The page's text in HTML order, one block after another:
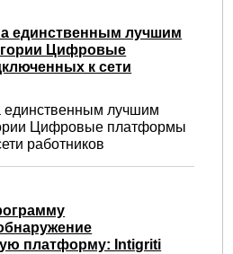
единственным лучшим
Цифровые
к сети
единственным лучшим
Цифровые платформы
работников
платформу: Intigriti